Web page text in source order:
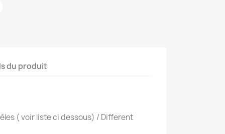
du produit
( voir liste ci dessous) / Different